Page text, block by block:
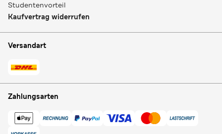
Studentenvorteil
Kaufvertrag widerrufen
Versandart
Zahlungsarten